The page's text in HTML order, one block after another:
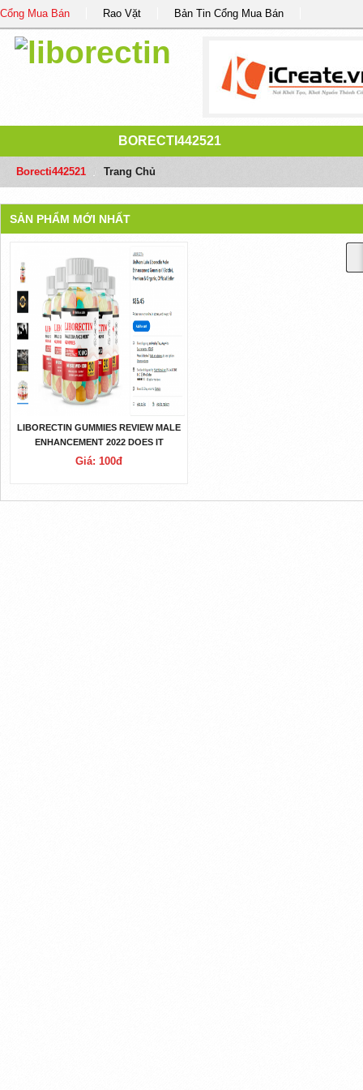
Cổng Mua Bán Rao Vặt Bản Tin Cổng Mua Bán
BORECTI442521
Borecti442521 Trang Chủ
SẢN PHẨM MỚI NHẤT
LIBORECTIN GUMMIES REVIEW MALE
ENHANCEMENT 2022 DOES IT
WORK?
Giá: 100đ